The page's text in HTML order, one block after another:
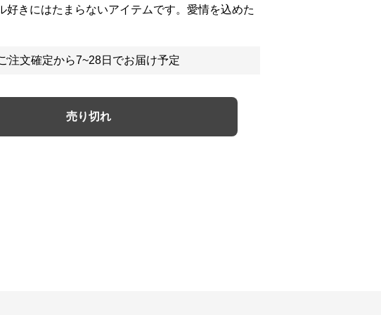
好きにはたまらないアイテムです。愛情を込めた
注文確定から7~28日でお届け予定
売り切れ